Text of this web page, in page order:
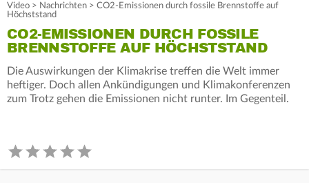
Video > Nachrichten > CO2-Emissionen durch fossile Brennstoffe auf
Höchststand
CO2-EMISSIONEN DURCH FOSSILE
BRENNSTOFFE AUF HÖCHSTSTAND
Die Auswirkungen der Klimakrise treffen die Welt immer
heftiger. Doch allen Ankündigungen und Klimakonferenzen
zum Trotz gehen die Emissionen nicht runter. Im Gegenteil.